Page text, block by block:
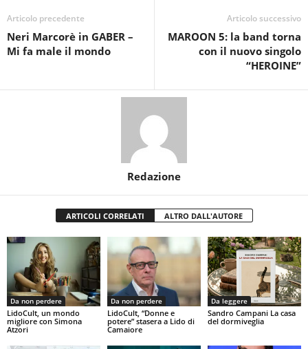
Articolo precedente
Neri Marcorè in GABER –
Mi fa male il mondo
Articolo successivo
MAROON 5: la band torna
con il nuovo singolo
“HEROINE”
Redazione
ARTICOLI CORRELATI ALTRO DALL'AUTORE
Da non perdere
LidoCult, un mondo
migliore con Simona
Atzori
Da non perdere
LidoCult, “Donne e
potere” stasera a Lido di
Camaiore
Da leggere
Sandro Campani La casa
del dormiveglia